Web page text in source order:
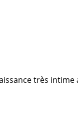
très